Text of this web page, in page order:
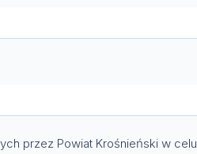
przez Powiat Krośnieński w celu